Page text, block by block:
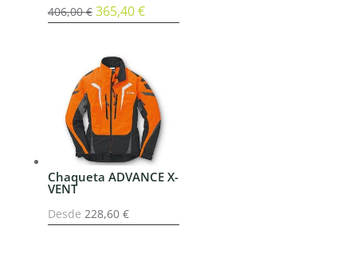
406,00€ El
era:
406,00 €.
365,40€El
365,40 €.
Chaqueta ADVANCE X-
VENT
Desde 228,60 €